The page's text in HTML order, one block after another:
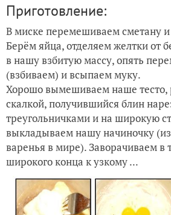
Приготовление:
В миске перемешиваем сметану
Берём яйца, отделяем желтки от
в нашу взбитую массу, опять
(взбиваем) и всыпаем муку.
Хорошо вымешиваем наше тесто,
скалкой, получившийся блин
треугольничками и на широкую
выкладываем нашу начиночку (из
варенья в мире). Заворачиваем в
широкого конца к узкому ...